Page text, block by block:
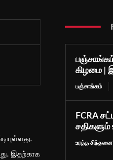
இதற்காக
கிழமை |
பஞ்சாங்கம்
FCRA
சதிகளும்
உரத்த சிந்தனை